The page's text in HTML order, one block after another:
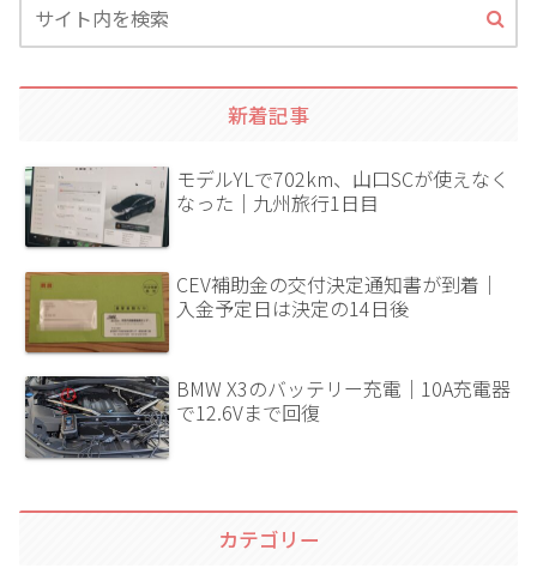
新着記事
モデルYLで702km、山口SCが使えなく
なった｜九州旅行1日目
CEV補助金の交付決定通知書が到着｜
入金予定日は決定の14日後
BMW X3のバッテリー充電｜10A充電器
で12.6Vまで回復
カテゴリー